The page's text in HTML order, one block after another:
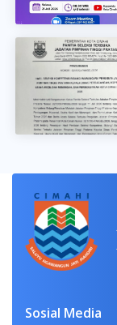
Sosial Media